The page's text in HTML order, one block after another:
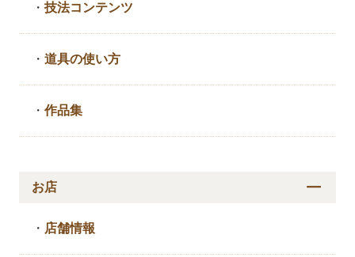
・技法コンテンツ
・道具の使い方
・作品集
お店
・ 店舗情報